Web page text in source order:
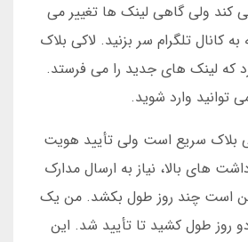
کند ولی گاهی لینک ها تغییر می
کانال تلگرام سر بزنید. لاکی بلاک
که لینک های جدید را می فرستد.
توانید وارد شوید.
بلاک سریع است ولی تأیید هویت
های بالا، نیاز به ارسال مدارک
است چند روز طول بکشد. من یک
روز طول کشید تا تأیید شد. این